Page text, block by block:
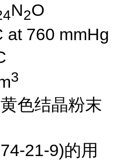
N2O
at 760 mmHg
3
色结晶粉末
21-9)的用